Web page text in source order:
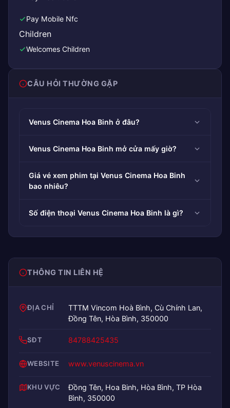
Pay Mobile Nfc
Children
Welcomes Children
CÂU HỎI THƯỜNG GẶP
Venus Cinema Hoa Binh ở đâu?
Venus Cinema Hoa Binh mở cửa mấy giờ?
Giá vé xem phim tại Venus Cinema Hoa Binh
bao nhiêu?
Số điện thoại Venus Cinema Hoa Binh là gì?
THÔNG TIN LIÊN HỆ
ĐỊA CHỈ
TTTM Vincom Hoà Bình, Cù Chính Lan,
Đồng Tên, Hòa Bình, 350000
SĐT 84788425435
WEBSITE www.venuscinema.vn
KHU VỰC
Đồng Tên, Hoa Binh, Hòa Bình, TP Hòa
Bình, 350000